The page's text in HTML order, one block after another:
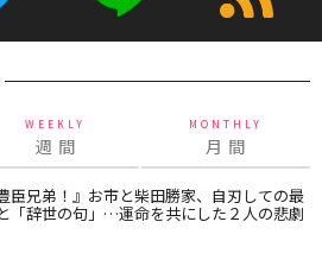
WEEKLY
週 間
MONTHLY
月 間
豊臣兄弟！』お市と柴田勝家、自刃しての最
「辞世の句」…運命を共にした２人の悲劇